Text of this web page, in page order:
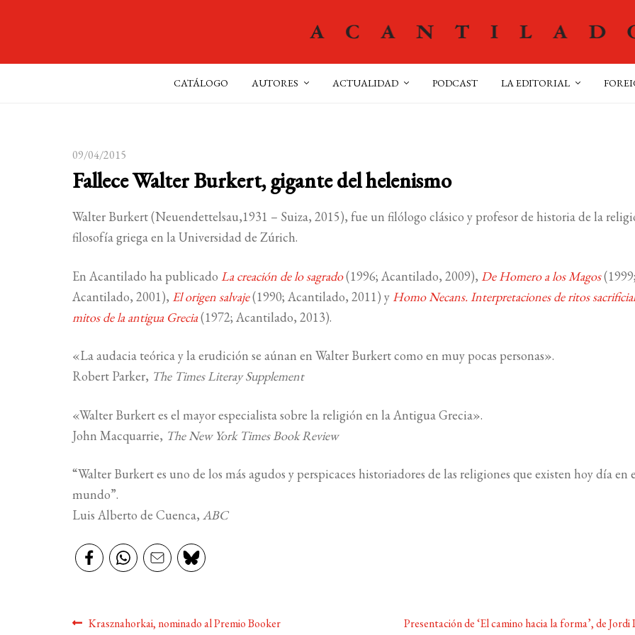
CATÁLOGO AUTORES ACTUALIDAD PODCAST LA EDITORIAL
09/04/2015
Fallece Walter Burkert, gigante del helenismo
Walter Burkert (Neuendettelsau,1931 – Suiza, 2015), fue un filólogo clásico y profesor de historia de la
filosofía griega en la Universidad de Zúrich.
En Acantilado ha publicadoLa creación de lo sagrado(1996; Acantilado, 2009),De Homero a los Magos(1999;
Acantilado, 2001), El origen salvaje(1990; Acantilado, 2011) y Homo Necans. Interpretaciones de ritos
mitos de la antigua Grecia(1972; Acantilado, 2013).
«La audacia teórica y la erudición se aúnan en Walter Burkert como en muy pocas personas».
Robert Parker, The Times Literay Supplement
«Walter Burkert es el mayor especialista sobre la religión en la Antigua Grecia».
John Macquarrie, The New York Times Book Review
“Walter Burkert es uno de los más agudos y perspicaces historiadores de las religiones que existen hoy día en
mundo”.
Luis Alberto de Cuenca,ABC
Navegación
Anterior:
Krasznahorkai, nominado al Premio Booker Siguiente:
Presentación de ‘El camino hacia la forma’, de Jordi